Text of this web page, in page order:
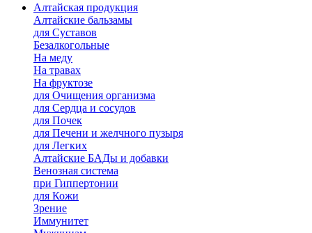
Алтайская продукция
Алтайские бальзамы
для Суставов
Безалкогольные
На меду
На травах
На фруктозе
для Очищения организма
для Сердца и сосудов
для Почек
для Печени и желчного пузыря
для Легких
Алтайские БАДы и добавки
Венозная система
при Гиппертонии
для Кожи
Зрение
Иммунитет